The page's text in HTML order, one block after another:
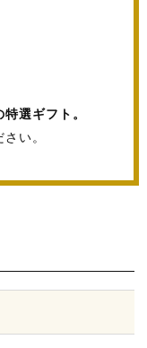
選ギフト。
い。